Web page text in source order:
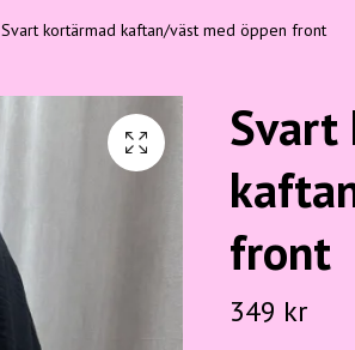
Svart kortärmad kaftan/väst med öppen front
Svart
front
349 kr